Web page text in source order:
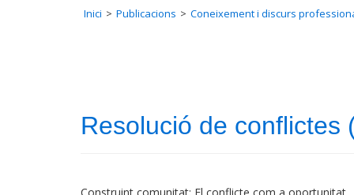
Inici Publicacions Coneixement i discurs
Resolució de conflictes